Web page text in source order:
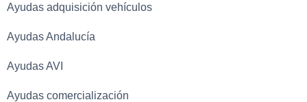
Ayudas adquisición vehículos
Ayudas Andalucía
Ayudas AVI
Ayudas comercialización